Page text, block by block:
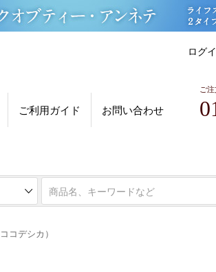
ログ
ご利用ガイド お問い合わせ
ご
コデシカ）